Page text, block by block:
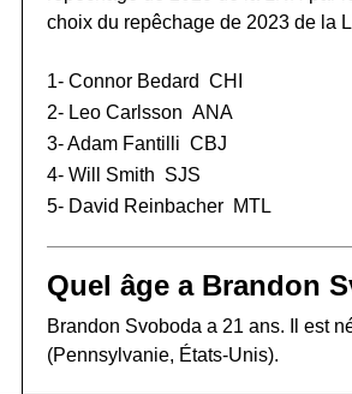
choix du repêchage de 2023 de la
1- Connor Bedard CHI
2- Leo Carlsson ANA
3-Adam Fantilli CBJ
4- Will Smith SJS
5- David Reinbacher MTL
Quel âge a Brandon
Brandon Svoboda a 21 ans. Il est
(Pennsylvanie, États-Unis).